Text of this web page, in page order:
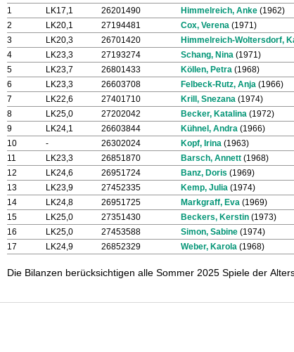
1 LK17,1 26201490 Himmelreich, Anke (1962)
2
LK20,1 27194481 Cox, Verena (1971)
3
LK20,3 26701420 Himmelreich-Woltersdorf,
4
LK23,3 27193274 Schang, Nina (1971)
5
LK23,7 26801433 Köllen, Petra (1968)
6
LK23,3 26603708 Felbeck-Rutz, Anja (1966)
7
LK22,6 27401710 Krill, Snezana (1974)
8
LK25,0 27202042 Becker, Katalina (1972)
9
LK24,1 26603844 Kühnel, Andra (1966)
10
- 26302024 Kopf, Irina (1963)
11
LK23,3 26851870 Barsch, Annett (1968)
12
LK24,6 26951724 Banz, Doris (1969)
13
LK23,9 27452335 Kemp, Julia (1974)
14
LK24,8 26951725 Markgraff, Eva (1969)
15
LK25,0 27351430 Beckers, Kerstin (1973)
16
LK25,0 27453588 Simon, Sabine (1974)
17
LK24,9 26852329 Weber, Karola (1968)
Die Bilanzen berücksichtigen alle Sommer 2025 Spiele der